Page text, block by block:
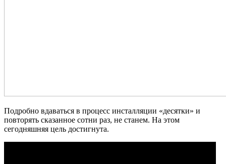
Подробно вдаваться в процесс инсталляции «десятки» и
повторять сказанное сотни раз, не станем. На этом
сегодняшняя цель достигнута.